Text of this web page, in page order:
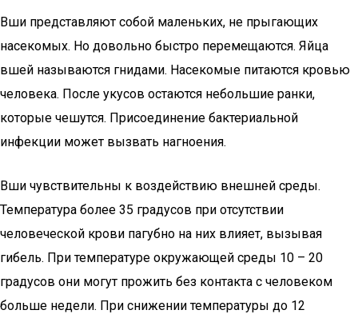
Вши представляют собой маленьких, не прыгающих
насекомых. Но довольно быстро перемещаются. Яйца
вшей называются гнидами. Насекомые питаются кровью
человека. После укусов остаются небольшие ранки,
которые чешутся. Присоединение бактериальной
инфекции может вызвать нагноения.
Вши чувствительны к воздействию внешней среды.
Температура более 35 градусов при отсутствии
человеческой крови пагубно на них влияет, вызывая
гибель. При температуре окружающей среды 10 – 20
градусов они могут прожить без контакта с человеком
больше недели. При снижении температуры до 12